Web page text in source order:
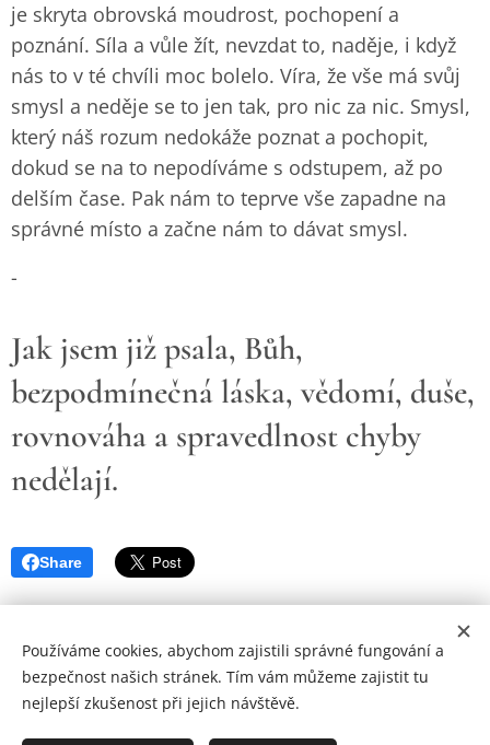
je skryta obrovská moudrost, pochopení a
poznání. Síla a vůle žít, nevzdat to, naděje, i když
nás to v té chvíli moc bolelo. Víra, že vše má svůj
smysl a neděje se to jen tak, pro nic za nic. Smysl,
který náš rozum nedokáže poznat a pochopit,
dokud se na to nepodíváme s odstupem, až po
delším čase. Pak nám to teprve vše zapadne na
správné místo a začne nám to dávat smysl.
-
Jak jsem již psala, Bůh,
bezpodmínečná láska, vědomí, duše,
rovnováha a spravedlnost chyby
nedělají.
Share
© Copyright by Zohran 2024 | Všechna práva vyhrazena.
Používáme cookies, abychom zajistili správné fungování a
bezpečnost našich stránek. Tím vám můžeme zajistit tu
nejlepší zkušenost při jejich návštěvě.